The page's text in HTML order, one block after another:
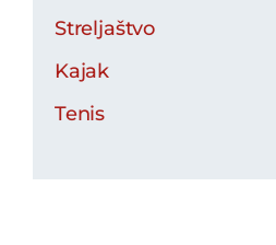
Streljaštvo
Kajak
Tenis